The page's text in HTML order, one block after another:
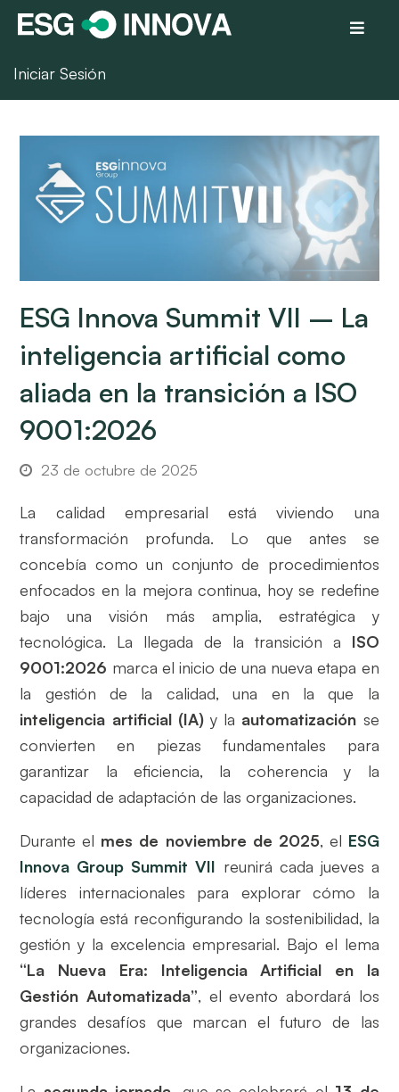
Iniciar Sesión
ESG Innova Summit VII – La
inteligencia artificial como
aliada en la transición a ISO
9001:2026
23 de octubre de 2025
La calidad empresarial está viviendo una
transformación profunda. Lo que antes se
concebía como un conjunto de procedimientos
enfocados en la mejora continua, hoy se redefine
bajo una visión más amplia, estratégica y
tecnológica. La llegada de la transición a ISO
9001:2026 marca el inicio de una nueva etapa en
la gestión de la calidad, una en la que la
inteligencia artificial (IA)y la automatización se
convierten en piezas fundamentales para
garantizar la eficiencia, la coherencia y la
capacidad de adaptación de las organizaciones.
Durante el mes de noviembre de 2025, el ESG
Innova Group Summit VII reunirá cada jueves a
líderes internacionales para explorar cómo la
tecnología está reconfigurando la sostenibilidad, la
gestión y la excelencia empresarial. Bajo el lema
“La Nueva Era: Inteligencia Artificial en la
Gestión Automatizada”, el evento abordará los
grandes desafíos que marcan el futuro de las
organizaciones.